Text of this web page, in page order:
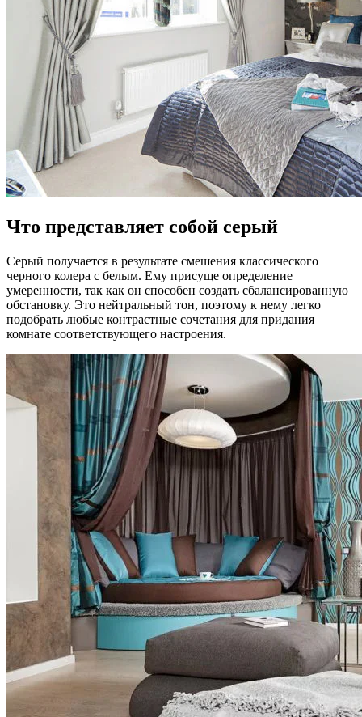
Что представляет собой серый
Серый получается в результате смешения классического
черного колера с белым. Ему присуще определение
умеренности, так как он способен создать сбалансированную
обстановку. Это нейтральный тон, поэтому к нему легко
подобрать любые контрастные сочетания для придания
комнате соответствующего настроения.